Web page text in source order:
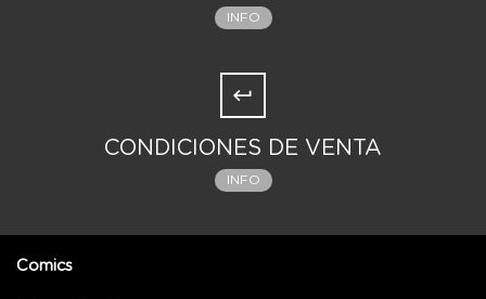
INFO
CONDICIONES DE VENTA
INFO
Comics